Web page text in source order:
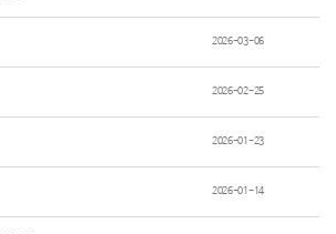
2026-03-06
2026-02-25
2026-01-23
2026-01-14